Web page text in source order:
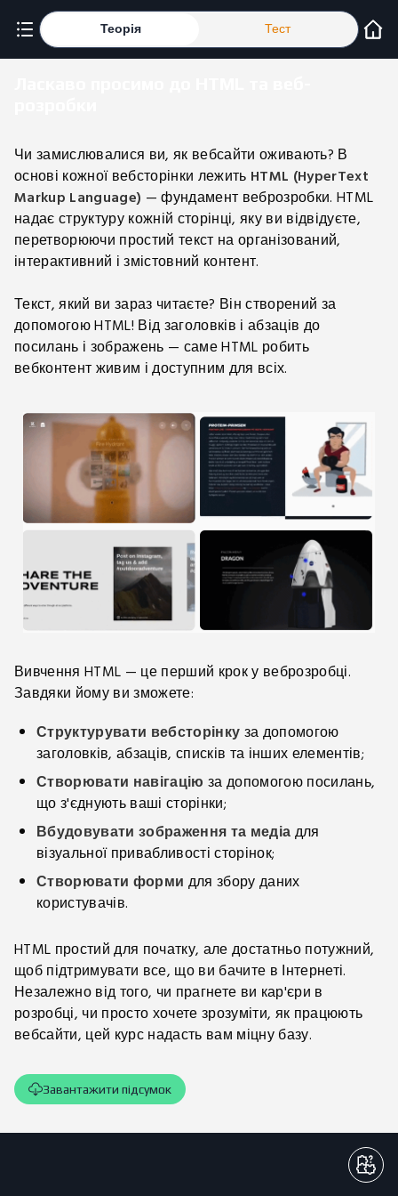
Теорія Тест
Чи замислювалися ви, як вебсайти оживають? В
основі кожної вебсторінки лежить HTML (HyperText
Markup Language) — фундамент веброзробки. HTML
надає структуру кожній сторінці, яку ви відвідуєте,
перетворюючи простий текст на організований,
інтерактивний і змістовний контент.
Текст, який ви зараз читаєте? Він створений за
допомогою HTML! Від заголовків і абзаців до
посилань і зображень — саме HTML робить
вебконтент живим і доступним для всіх.
Вивчення HTML — це перший крок у веброзробці.
Завдяки йому ви зможете:
Структурувати вебсторінкуза допомогою
заголовків, абзаців, списків та інших елементів;
Створювати навігацію за допомогою посилань,
що з'єднують ваші сторінки;
Вбудовувати зображення та медіадля
візуальної привабливості сторінок;
Створювати форми для збору даних
користувачів.
HTML простий для початку, але достатньо потужний,
щоб підтримувати все, що ви бачите в Інтернеті.
Незалежно від того, чи прагнете ви кар'єри в
розробці, чи просто хочете зрозуміти, як працюють
вебсайти, цей курс надасть вам міцну базу.
Завантажити підсумок